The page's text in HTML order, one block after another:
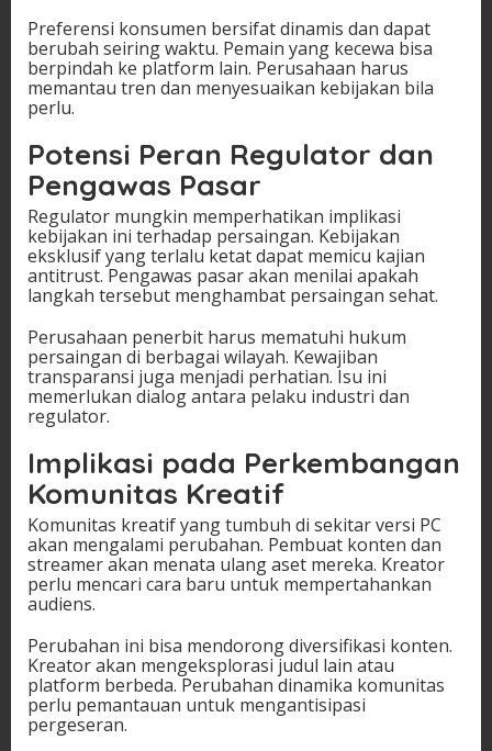
Preferensi konsumen bersifat dinamis dan dapat
berubah seiring waktu. Pemain yang kecewa bisa
berpindah ke platform lain. Perusahaan harus
memantau tren dan menyesuaikan kebijakan bila
perlu.
Potensi Peran Regulator dan
Pengawas Pasar
Regulator mungkin memperhatikan implikasi
kebijakan ini terhadap persaingan. Kebijakan
eksklusif yang terlalu ketat dapat memicu kajian
antitrust. Pengawas pasar akan menilai apakah
langkah tersebut menghambat persaingan sehat.
Perusahaan penerbit harus mematuhi hukum
persaingan di berbagai wilayah. Kewajiban
transparansi juga menjadi perhatian. Isu ini
memerlukan dialog antara pelaku industri dan
regulator.
Implikasi pada Perkembangan
Komunitas Kreatif
Komunitas kreatif yang tumbuh di sekitar versi PC
akan mengalami perubahan. Pembuat konten dan
streamer akan menata ulang aset mereka. Kreator
perlu mencari cara baru untuk mempertahankan
audiens.
Perubahan ini bisa mendorong diversifikasi konten.
Kreator akan mengeksplorasi judul lain atau
platform berbeda. Perubahan dinamika komunitas
perlu pemantauan untuk mengantisipasi
pergeseran.